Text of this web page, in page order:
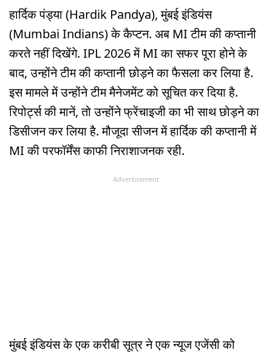
हार्दिक पंड्या (Hardik Pandya), मुंबई इंडियंस
(Mumbai Indians) के कैप्टन. अब MI टीम की कप्तानी
करते नहीं दिखेंगे. IPL 2026 में MI का सफर पूरा होने के
बाद, उन्होंने टीम की कप्तानी छोड़ने का फैसला कर लिया है.
इस मामले में उन्होंने टीम मैनेजमेंट को सूचित कर दिया है.
रिपोर्ट्स की मानें, तो उन्होंने फ्रेंचाइजी का भी साथ छोड़ने का
डिसीजन कर लिया है. मौजूदा सीजन में हार्दिक की कप्तानी में
MI की परफॉर्मेंस काफी निराशाजनक रही.
Advertisement
मुंबई इंडियंस के एक करीबी सूत्र ने एक न्यूज एजेंसी को